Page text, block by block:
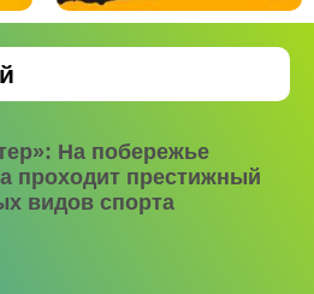
На побережье
проходит престижный
видов спорта